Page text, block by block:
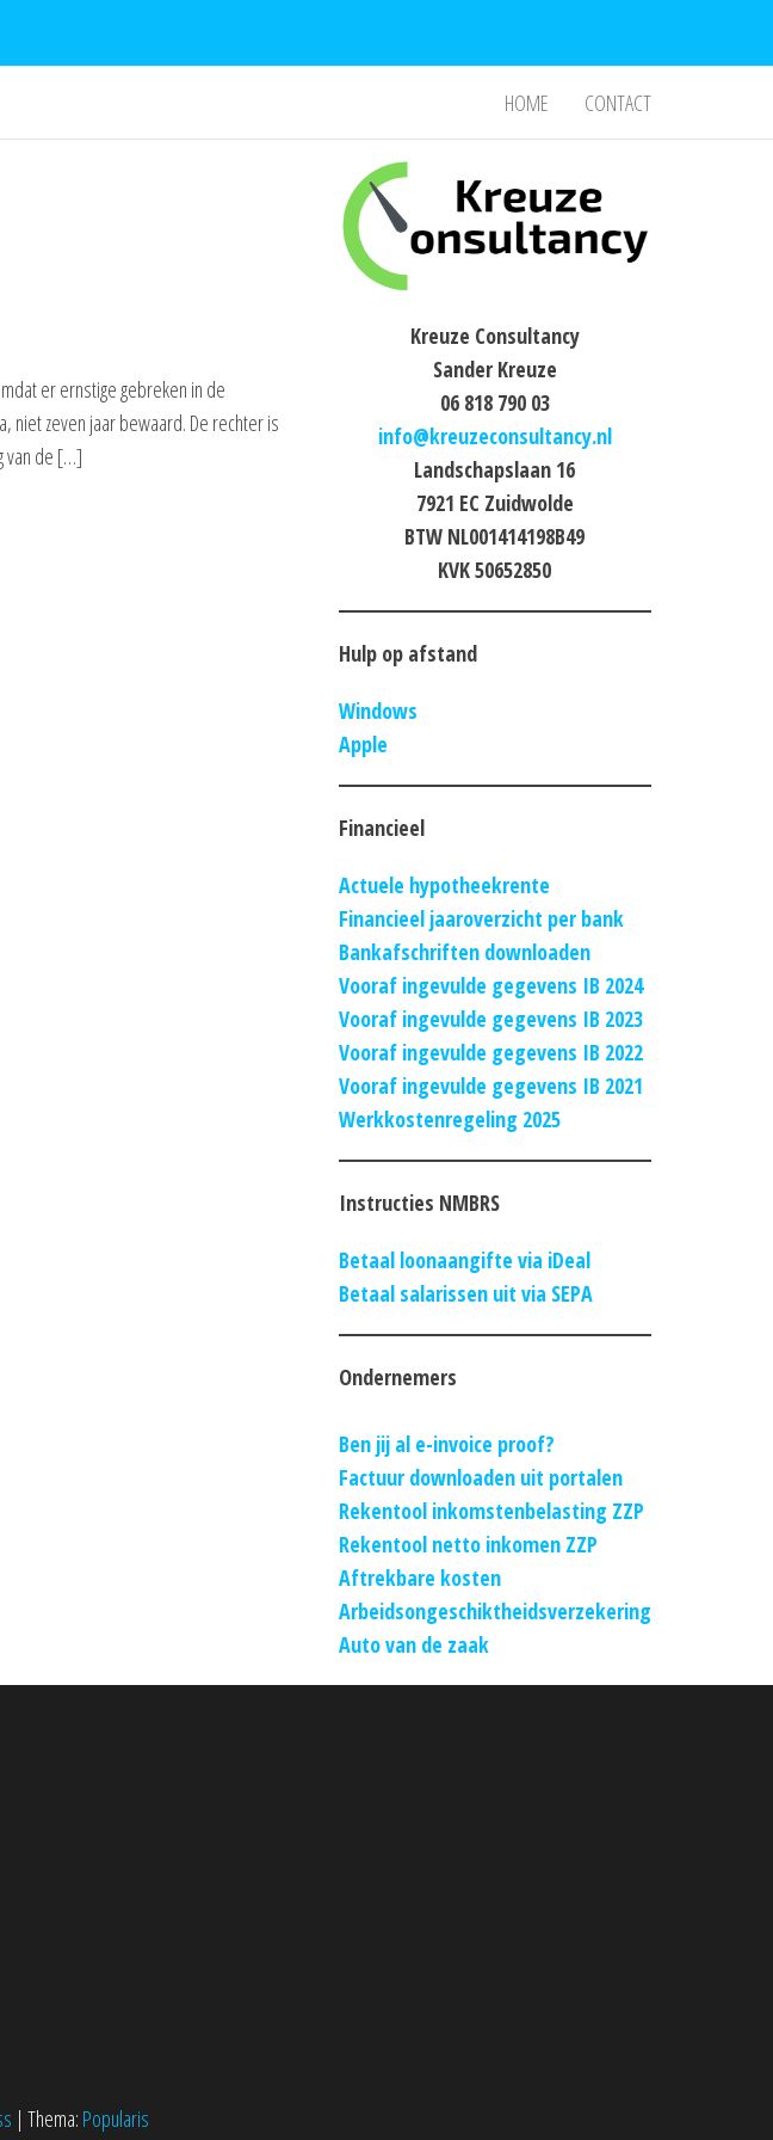
HOME CONTACT
er ernstige gebreken in de
niet zeven jaar bewaard. De rechter is
van de […]
Kreuze Consultancy
Sander Kreuze
06 818 790 03
info@kreuzeconsultancy.nl
Landschapslaan 16
7921 EC Zuidwolde
BTW NL001414198B49
KVK 50652850
Hulp op afstand
Windows
Apple
Financieel
Actuele hypotheekrente
Financieel jaaroverzicht per bank
Bankafschriften downloaden
Vooraf ingevulde gegevens IB 2024
Vooraf ingevulde gegevens IB 2023
Vooraf ingevulde gegevens IB 2022
Vooraf ingevulde gegevens IB 2021
Werkkostenregeling 2025
Instructies NMBRS
Betaal loonaangifte via iDeal
Betaal salarissen uit via SEPA
Ondernemers
Ben jij al e-invoice proof?
Factuur downloaden uit portalen
Rekentool inkomstenbelasting ZZP
Rekentool netto inkomen ZZP
Aftrekbare kosten
Arbeidsongeschiktheidsverzekering
Auto van de zaak
| Thema: Popularis